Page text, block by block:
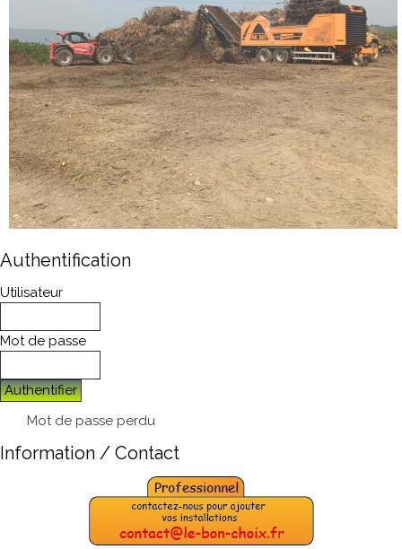
Authentification
Utilisateur
Mot de passe
Authentifier
Mot de passe perdu
Information / Contact